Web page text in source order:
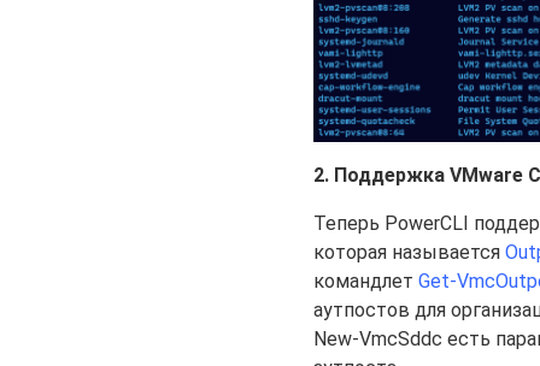
2. Поддержка VMware
Теперь PowerCLI
которая называется
командлет Get-
аутпостов для
New-VmcSddc есть